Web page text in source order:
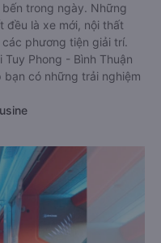
trong ngày. Những
đều là xe mới, nội thất
phương tiện giải trí.
Phong - Bình Thuận
có những trải nghiệm